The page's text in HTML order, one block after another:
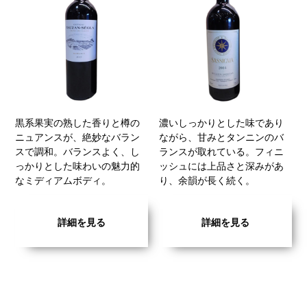
黒系果実の熟した香りと樽の
ニュアンスが、絶妙なバラン
スで調和。バランスよく、し
っかりとした味わいの魅力的
なミディアムボディ。
詳細を見る
濃いしっかりとした味であり
ながら、甘みとタンニンのバ
ランスが取れている。フィニ
ッシュには上品さと深みがあ
り、余韻が長く続く。
詳細を見る